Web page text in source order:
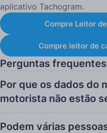
aplicativo Tachogram.
Compre Leitor
Compre leitor de
Perguntas frequentes
Por que os dados do
motorista não estão
Podem várias